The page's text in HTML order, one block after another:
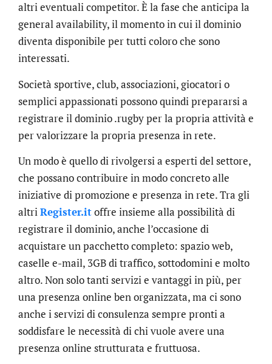
altri eventuali competitor. È la fase che anticipa la
general availability, il momento in cui il dominio
diventa disponibile per tutti coloro che sono
interessati.
Società sportive, club, associazioni, giocatori o
semplici appassionati possono quindi prepararsi a
registrare il dominio .rugby per la propria attività e
per valorizzare la propria presenza in rete.
Un modo è quello di rivolgersi a esperti del settore,
che possano contribuire in modo concreto alle
iniziative di promozione e presenza in rete. Tra gli
altriRegister.itoffre insieme alla possibilità di
registrare il dominio, anche l’occasione di
acquistare un pacchetto completo: spazio web,
caselle e-mail, 3GB di traffico, sottodomini e molto
altro. Non solo tanti servizi e vantaggi in più, per
una presenza online ben organizzata, ma ci sono
anche i servizi di consulenza sempre pronti a
soddisfare le necessità di chi vuole avere una
presenza online strutturata e fruttuosa.